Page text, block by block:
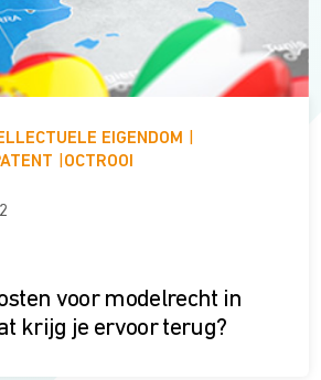
EIGENDOM
OCTROOI
voor modelrecht in
krijg je ervoor terug?